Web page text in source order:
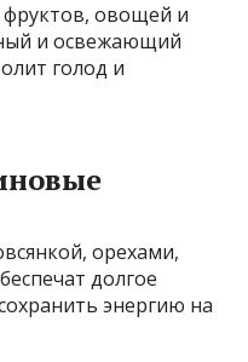
овощей и
и освежающий
голод и
орехами,
долгое
энергию на